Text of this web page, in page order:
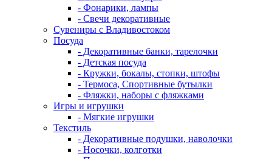
- Фонарики, лампы
- Свечи декоративные
Сувениры с Владивостоком
Посуда
- Декоративные банки, тарелочки
- Детская посуда
- Кружки, бокалы, стопки, штофы
- Термоса, Спортивные бутылки
- Фляжки, наборы с фляжками
Игры и игрушки
- Мягкие игрушки
Текстиль
- Декоративные подушки, наволочки
- Носочки, колготки